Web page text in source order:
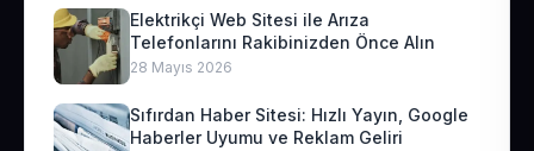
Elektrikçi Web Sitesi ile Arıza
Telefonlarını Rakibinizden Önce Alın
28 Mayıs 2026
Sıfırdan Haber Sitesi: Hızlı Yayın, Google
Haberler Uyumu ve Reklam Geliri